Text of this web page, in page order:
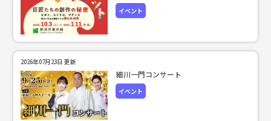
イベント
細川一門コンサート
イベント
2026年07月23日 更新